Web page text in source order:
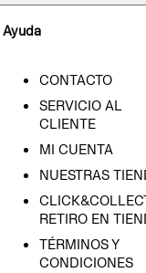
Ayuda
CONTACTO
SERVICIO AL
CLIENTE
MI CUENTA
NUESTRAS
RETIRO EN
TÉRMINOS Y
CONDICIONES